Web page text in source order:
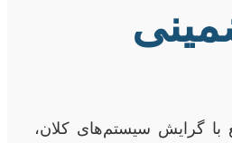
با گرایش سیستم‌های کلان،